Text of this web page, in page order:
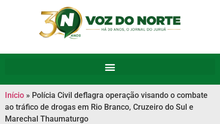
Início » Polícia Civil deflagra operação visando o combate
ao tráfico de drogas em Rio Branco, Cruzeiro do Sul e
Marechal Thaumaturgo